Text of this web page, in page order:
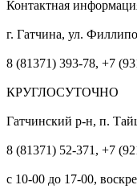
Контактная
г. Гатчина, ул.
8 (81371) 393-78, +7
КРУГЛОСУТОЧНО
Гатчинский р-н, п.
8 (81371) 52-371, +7
с 10-00 до 17-00,